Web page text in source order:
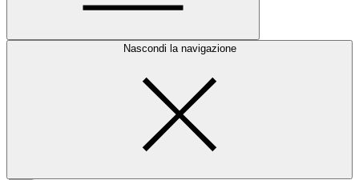
Nascondi la navigazione